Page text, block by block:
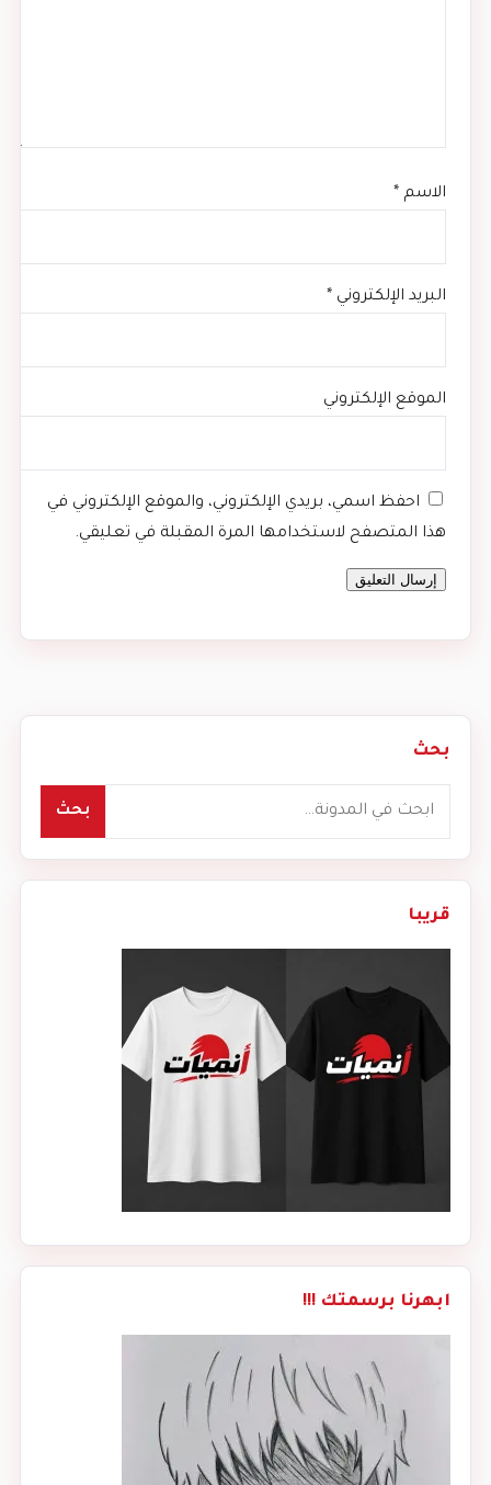
الاسم *
البريد الإلكتروني *
الموقع الإلكتروني
احفظ اسمي، بريدي الإلكتروني، والموقع الإلكتروني في
هذا المتصفح لاستخدامها المرة المقبلة في تعليقي.
بحث
بحث
قريبا
ابهرنا برسمتك !!!